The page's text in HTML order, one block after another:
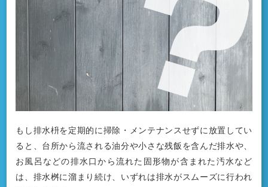
もし排水枡を定期的に掃除・メンテナンスせずに放置してい
ると、台所から流される油分や小さな残飯を含んだ排水や、
お風呂などの排水口から流れた固形物が含まれた汚水など
は、排水桝に溜まり続け、いずれは排水がスムーズに行われ